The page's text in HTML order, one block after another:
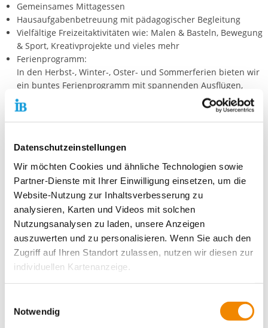
Datenschutzeinstellungen
Wir möchten Cookies und ähnliche Technologien sowie
Partner-Dienste mit Ihrer Einwilligung einsetzen, um die
Website-Nutzung zur Inhaltsverbesserung zu
analysieren, Karten und Videos mit solchen
Nutzungsanalysen zu laden, unsere Anzeigen
auszuwerten und zu personalisieren. Wenn Sie auch den
Zugriff auf Ihren Standort zulassen, nutzen wir diesen zur
individuellen Kartenanzeige.
unsere Partner Daten wie Ihre IP-Adresse und
verarbeiten diese zusammen mit Daten von anderen
Notwendig
Gemeinsames Mittagessen
Hausaufgabenbetreuung mit pädagogischer Begleitung
Vielfältige Freizeitaktivitäten wie: Malen & Basteln, Bewegung
& Sport, Kreativprojekte und vieles mehr
Ferienprogramm:
In den Herbst-, Winter-, Oster- und Sommerferien bieten wir
ein buntes Ferienprogramm mit spannenden Ausflügen,
leckeren Kochprojekten und kreativen wie sportlichen
Aktivitäten. Ein echtes Highlight für die Kinder – mit viel Spaß
und neuen Erfahrungen!
Unser Team
Im Schülerzentrum arbeiten qualifizierte und engagierte
Fachkräfte:
Sozialarbeiter*innen mit staatlicher Anerkennung
Erzieher*innen
Duale Studierende
FSJler*innen
Praktikantinnen*Praktikanten, z. B. im Rahmen des
Fachabiturs
Unser Team bringt Herz, Kompetenz und Vielfalt in die tägliche
Arbeit mit den Kindern.